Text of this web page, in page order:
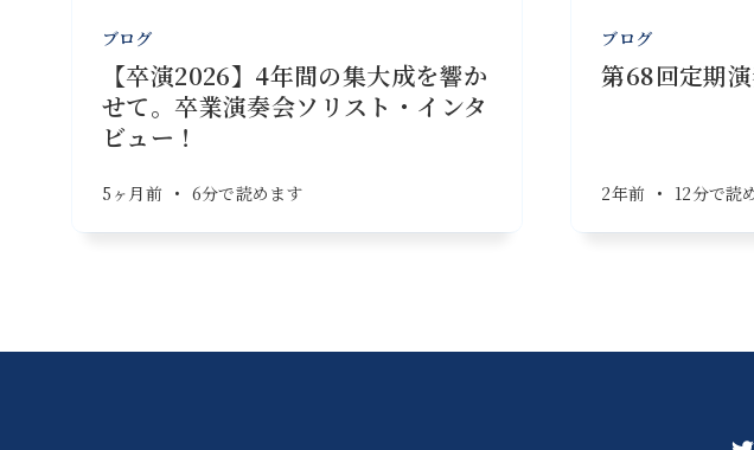
ブログ
【卒演2026】4年間の集大成を響か
せて。卒業演奏会ソリスト・インタ
ビュー！
5ヶ月前 • 6分で読めます
ブログ
第68回定期
2年前 • 12分で読